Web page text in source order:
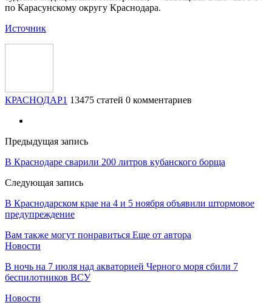
по Карасунскому округу Краснодара.
Источник
КРАСНОДАР1 13475 статей 0 комментариев
Предыдущая запись
В Краснодаре сварили 200 литров кубанского борща
Следующая запись
В Краснодарском крае на 4 и 5 ноября объявили штормовое
предупреждение
Вам также могут понравиться Еще от автора
Новости
В ночь на 7 июля над акваторией Черного моря сбили 7
беспилотников ВСУ
Новости